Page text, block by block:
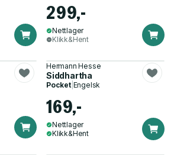
299,-
Nettlager
Klikk&Hent
Hermann Hesse
Siddhartha
Pocket| Engelsk
169,-
Nettlager
Klikk&Hent